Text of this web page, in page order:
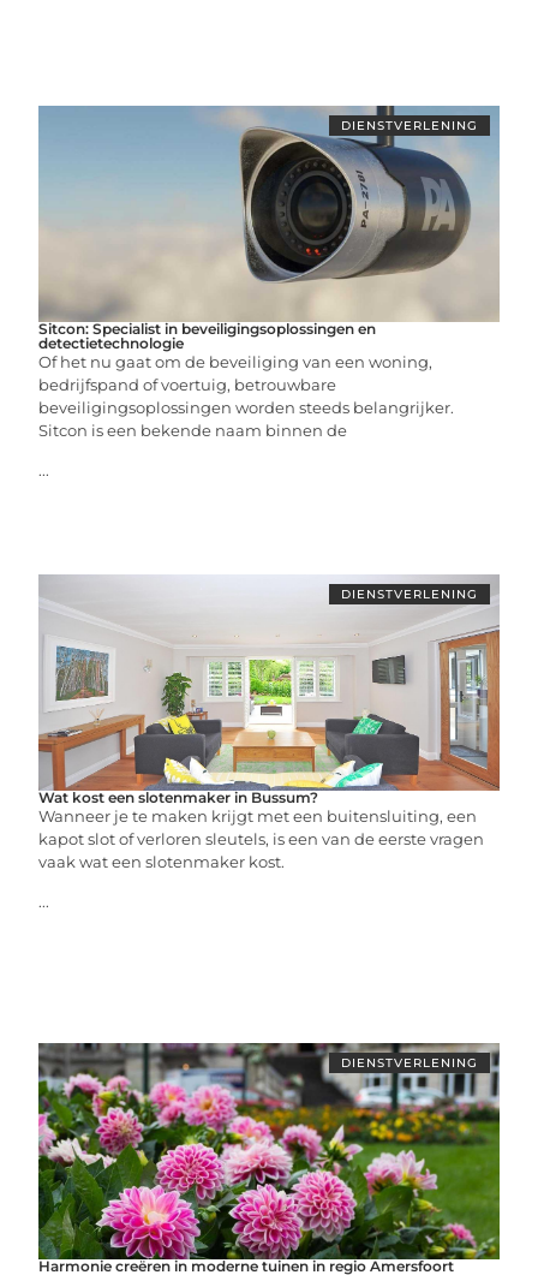
DIENSTVERLENING
Sitcon: Specialist in beveiligingsoplossingen en
detectietechnologie
Of het nu gaat om de beveiliging van een woning,
bedrijfspand of voertuig, betrouwbare
beveiligingsoplossingen worden steeds belangrijker.
Sitcon is een bekende naam binnen de
...
DIENSTVERLENING
Wat kost een slotenmaker in Bussum?
Wanneer je te maken krijgt met een buitensluiting, een
kapot slot of verloren sleutels, is een van de eerste vragen
vaak wat een slotenmaker kost.
...
DIENSTVERLENING
Harmonie creëren in moderne tuinen in regio Amersfoort